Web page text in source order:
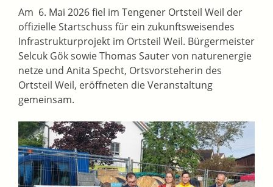
Am 6. Mai 2026 fiel im Tengener Ortsteil Weil der
offizielle Startschuss für ein zukunftsweisendes
Infrastrukturprojekt im Ortsteil Weil. Bürgermeister
Selcuk Gök sowie Thomas Sauter von naturenergie
netze und Anita Specht, Ortsvorsteherin des
Ortsteil Weil, eröffneten die Veranstaltung
gemeinsam.